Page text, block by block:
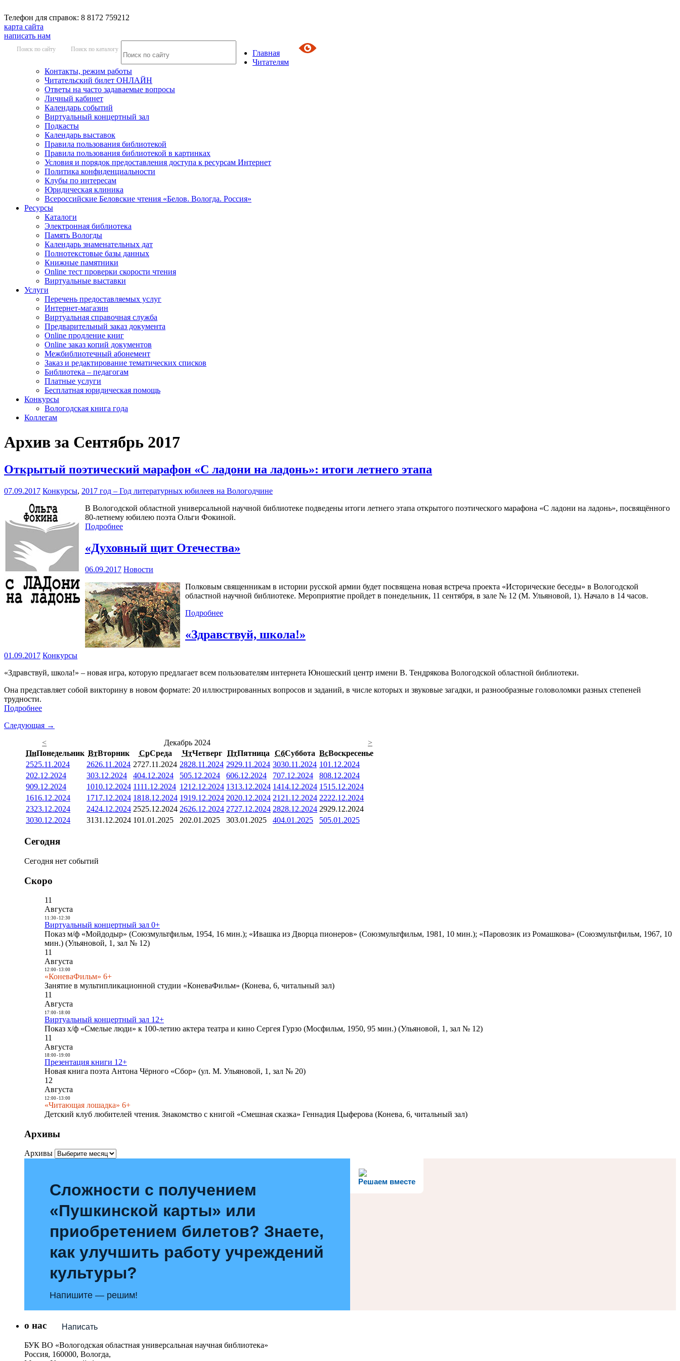
Телефон для справок: 8 8172 759212
карта сайта
написать нам
Поиск по сайту Поиск по каталогу
Главная
Читателям
Контакты, режим работы
Читательский билет ОНЛАЙН
Ответы на часто задаваемые вопросы
Личный кабинет
Календарь событий
Виртуальный концертный зал
Подкасты
Календарь выставок
Правила пользования библиотекой
Правила пользования библиотекой в картинках
Условия и порядок предоставления доступа к ресурсам Интернет
Политика конфиденциальности
Клубы по интересам
Юридическая клиника
Всероссийские Беловские чтения «Белов. Вологда. Россия»
Ресурсы
Каталоги
Электронная библиотека
Память Вологды
Календарь знаменательных дат
Полнотекстовые базы данных
Книжные памятники
Online тест проверки скорости чтения
Виртуальные выставки
Услуги
Перечень предоставляемых услуг
Интернет-магазин
Виртуальная справочная служба
Предварительный заказ документа
Online продление книг
Online заказ копий документов
Межбиблиотечный абонемент
Заказ и редактирование тематических списков
Библиотека – педагогам
Платные услуги
Бесплатная юридическая помощь
Конкурсы
Вологодская книга года
Коллегам
Архив за Сентябрь 2017
Открытый поэтический марафон «С ладони на ладонь»: итоги летнего этапа
07.09.2017 Конкурсы, 2017 год – Год литературных юбилеев на Вологодчине
В Вологодской областной универсальной научной библиотеке подведены итоги летнего этапа открытого поэтического марафона «С ладони на ладонь», посвящённого
80-летнему юбилею поэта Ольги Фокиной.
Подробнее
«Духовный щит Отечества»
06.09.2017 Новости
Полковым священникам в истории русской армии будет посвящена новая встреча проекта «Исторические беседы» в Вологодской
областной научной библиотеке. Мероприятие пройдет в понедельник, 11 сентября, в зале № 12 (М. Ульяновой, 1). Начало в 14 часов.
Подробнее
«Здравствуй, школа!»
01.09.2017 Конкурсы
«Здравствуй, школа!» – новая игра, которую предлагает всем пользователям интернета Юношеский центр имени В. Тендрякова Вологодской областной библиотеки.
Она представляет собой викторину в новом формате: 20 иллюстрированных вопросов и заданий, в числе которых и звуковые загадки, и разнообразные головоломки разных степеней
трудности.
Подробнее
Следующая →
<
Декабрь 2024
>
ПнПонедельник ВтВторник СрСреда ЧтЧетверг ПтПятница СбСуббота ВсВоскресенье
2525.11.2024 2626.11.2024 2727.11.2024 2828.11.2024 2929.11.2024 3030.11.2024 101.12.2024
202.12.2024 303.12.2024 404.12.2024 505.12.2024 606.12.2024 707.12.2024 808.12.2024
909.12.2024 1010.12.2024 1111.12.2024 1212.12.2024 1313.12.2024 1414.12.2024 1515.12.2024
1616.12.2024 1717.12.2024 1818.12.2024 1919.12.2024 2020.12.2024 2121.12.2024 2222.12.2024
2323.12.2024 2424.12.2024 2525.12.2024 2626.12.2024 2727.12.2024 2828.12.2024 2929.12.2024
3030.12.2024 3131.12.2024 101.01.2025 202.01.2025 303.01.2025 404.01.2025 505.01.2025
Сегодня
Сегодня нет событий
Скоро
11
Августа
11:30- 12:30
Виртуальный концертный зал 0+
Показ м/ф «Мойдодыр» (Союзмультфильм, 1954, 16 мин.); «Ивашка из Дворца пионеров» (Союзмультфильм, 1981, 10 мин.); «Паровозик из Ромашкова» (Союзмультфильм, 1967, 10
мин.) (Ульяновой, 1, зал № 12)
11
Августа
12:00- 13:00
«КоневаФильм» 6+
Занятие в мультипликационной студии «КоневаФильм» (Конева, 6, читальный зал)
11
Августа
17:00- 18:00
Виртуальный концертный зал 12+
Показ х/ф «Смелые люди» к 100-летию актера театра и кино Сергея Гурзо (Мосфильм, 1950, 95 мин.) (Ульяновой, 1, зал № 12)
11
Августа
18:00- 19:00
Презентация книги 12+
Новая книга поэта Антона Чёрного «Сбор» (ул. М. Ульяновой, 1, зал № 20)
12
Августа
12:00- 13:00
«Читающая лошадка» 6+
Детский клуб любителей чтения. Знакомство с книгой «Смешная сказка» Геннадия Цыферова (Конева, 6, читальный зал)
Архивы
Архивы
Решаем вместе
Сложности с получением
«Пушкинской карты» или
приобретением билетов? Знаете,
как улучшить работу учреждений
культуры?
Напишите — решим!
Написать
о нас
БУК ВО «Вологодская областная универсальная научная библиотека»
Россия, 160000, Вологда,